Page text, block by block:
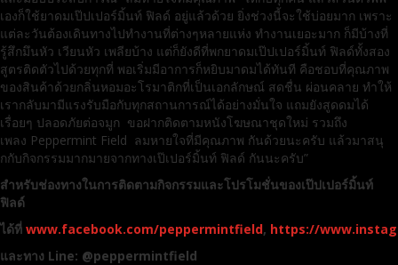
เองก็ใช้ยาดมเป๊ปเปอร์มิ้นท์ ฟิลด์ อยู่แล้วด้วย ยิ่งช่วงนี้จะใช้บ่อยมาก เพราะ
แต่ละวันต้องเดินทางไปทำงานที่ต่างๆหลายแห่ง ทำงานเยอะมาก ก็มีบ้างที่
รู้สึกมึนหัว เวียนหัว เพลียบ้าง แต่ก็ยังดีที่พกยาดมเป๊ปเปอร์มิ้นท์ ฟิลด์ทั้งสอง
สูตรติดตัวไปด้วยทุกที่ พอเริ่มมีอาการก็หยิบมาดมได้ทันที คือชอบที่คุณภาพ
ของสินค้าด้วยกลิ่นหอมอะโรมาติกที่เป็นเอกลักษณ์ สดชื่น ผ่อนคลาย ทำให้
เรากลับมามีแรงรับมือกับทุกสถานการณ์ได้อย่างมั่นใจ แถมยังสูดดมได้
เรื่อยๆ ปลอดภัยต่อจมูก ขอฝากติดตามหนังโฆษณาชุดใหม่ รวมถึง
เพลง Peppermint Field ลมหายใจที่มีคุณภาพ กันด้วยนะครับ แล้วมาสนุ
กกับกิจกรรมมากมายจากทางเป๊เปอร์มิ้นท์ ฟิลด์ กันนะครับ”
สำหรับช่องทางในการติดตามกิจกรรมและโปรโมชั่นของเป๊ปเปอร์มิ้นท์
ฟิลด์
ได้ที่ www.facebook.com/peppermintfield, https://
และทาง Line: @peppermintfield